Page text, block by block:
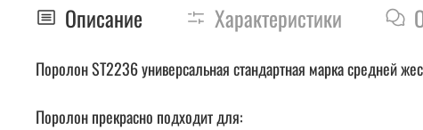
Описание Характеристики
Поролон ST2236 универсальная стандартная марка средней
Поролон прекрасно подходит для: